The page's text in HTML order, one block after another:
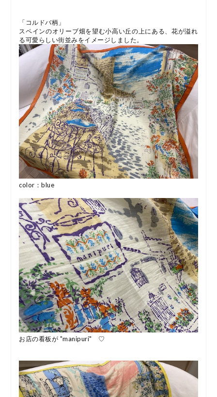
「コルドバ柄」
スペインのオリーブ畑を望む小高い丘の上にある、花が溢れ
る可愛らしい街並みをイメージしました。
color：blue
お店の看板が "manipuri" ♡